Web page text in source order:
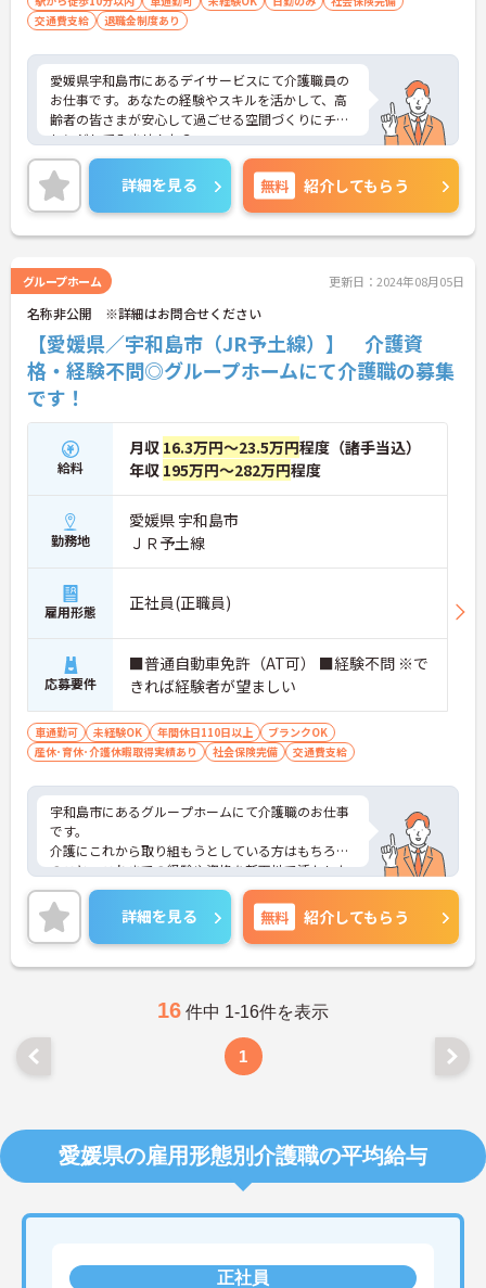
交通費支給
退職金制度あり
愛媛県宇和島市にあるデイサービスにて介護職員の
お仕事です。あなたの経験やスキルを活かして、高
齢者の皆さまが安心して過ごせる空間づくりにチャ
レンジしてみませんか？
ご興味ある方には、面接対策ポイントなど、さらに
詳細をお話しいたしますのでお気軽にご相談くださ
い。
詳細を見る 無料 紹介してもらう
グループホーム 更新日：2024年08月05日
名称非公開 ※詳細はお問合せください
【愛媛県／宇和島市（JR予土線）】 介護資
格・経験不問◎グループホームにて介護職の募集
です！
給料
月収 16.3万円～23.5万円程度（諸手当込）
年収 195万円～282万円程度
勤務地
愛媛県 宇和島市
ＪＲ予土線
雇用形態 正社員(正職員)
応募要件
■普通自動車免許（AT可） ■経験不問 ※で
きれば経験者が望ましい
車通勤可 未経験OK 年間休日110日以上
ブランクOK
産休･育休･介護休暇取得実績あり
社会保険完備 交通費支給
宇和島市にあるグループホームにて介護職のお仕事
です。
介護にこれから取り組もうとしている方はもちろん
のこと、これまでの経験や資格を新天地で活かした
いという方にも最適な職場です♪
また自分の時間をしっかりと確保でき、ご家庭やプ
ライベートと無理なく両立できる環境が整っていま
す。
ご興味がある方は是非一度マイナビまでお問い合わ
詳細を見る 無料 紹介してもらう
16 件中 1-16件を表示
1
愛媛県の雇用形態別介護職の平均給与
正社員